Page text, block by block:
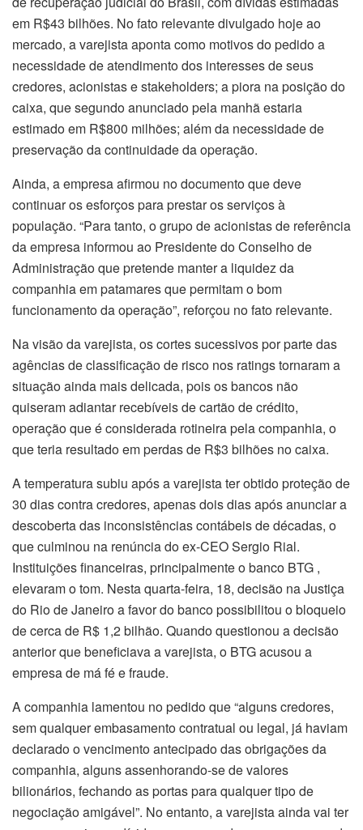
em R$43 bilhões. No fato relevante divulgado hoje ao
mercado, a varejista aponta como motivos do pedido a
necessidade de atendimento dos interesses de seus
credores, acionistas e stakeholders; a piora na posição do
caixa, que segundo anunciado pela manhã estaria
estimado em R$800 milhões; além da necessidade de
preservação da continuidade da operação.
Ainda, a empresa afirmou no documento que deve
continuar os esforços para prestar os serviços à
população. “Para tanto, o grupo de acionistas de referência
da empresa informou ao Presidente do Conselho de
Administração que pretende manter a liquidez da
companhia em patamares que permitam o bom
funcionamento da operação”, reforçou no fato relevante.
Na visão da varejista, os cortes sucessivos por parte das
agências de classificação de risco nos ratings tornaram a
situação ainda mais delicada, pois os bancos não
quiseram adiantar recebíveis de cartão de crédito,
operação que é considerada rotineira pela companhia, o
que teria resultado em perdas de R$3 bilhões no caixa.
A temperatura subiu após a varejista ter obtido proteção de
30 dias contra credores, apenas dois dias após anunciar a
descoberta das inconsistências contábeis de décadas, o
que culminou na renúncia do ex-CEO Sergio Rial.
Instituições financeiras, principalmente o banco BTG ,
elevaram o tom. Nesta quarta-feira, 18, decisão na Justiça
do Rio de Janeiro a favor do banco possibilitou o bloqueio
de cerca de R$ 1,2 bilhão. Quando questionou a decisão
anterior que beneficiava a varejista, o BTG acusou a
empresa de má fé e fraude.
A companhia lamentou no pedido que “alguns credores,
sem qualquer embasamento contratual ou legal, já haviam
declarado o vencimento antecipado das obrigações da
companhia, alguns assenhorando-se de valores
bilionários, fechando as portas para qualquer tipo de
negociação amigável”. No entanto, a varejista ainda vai ter